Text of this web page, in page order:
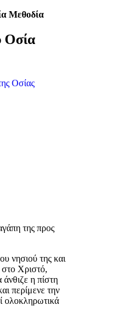
Μεθοδία
Οσία
της προς
νησιού της και
Χριστό,
η πίστη
περίμενε την
ολοκληρωτικά